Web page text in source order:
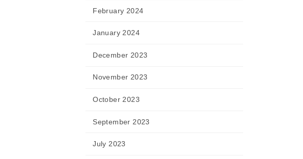
February 2024
January 2024
December 2023
November 2023
October 2023
September 2023
July 2023